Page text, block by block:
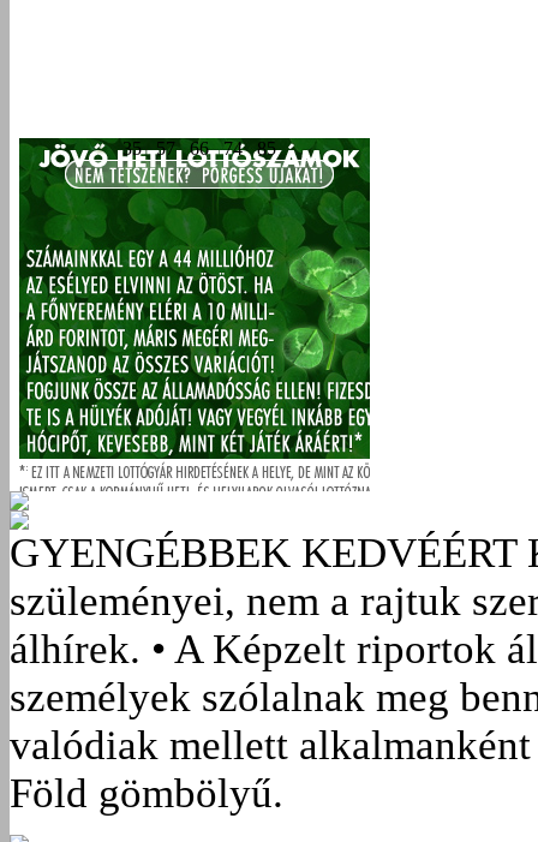
GYENGÉBBEK KEDVÉÉRT
szüleményei, nem a rajtuk
álhírek. • A Képzelt riportok
személyek szólalnak meg
valódiak mellett
Föld gömbölyű.